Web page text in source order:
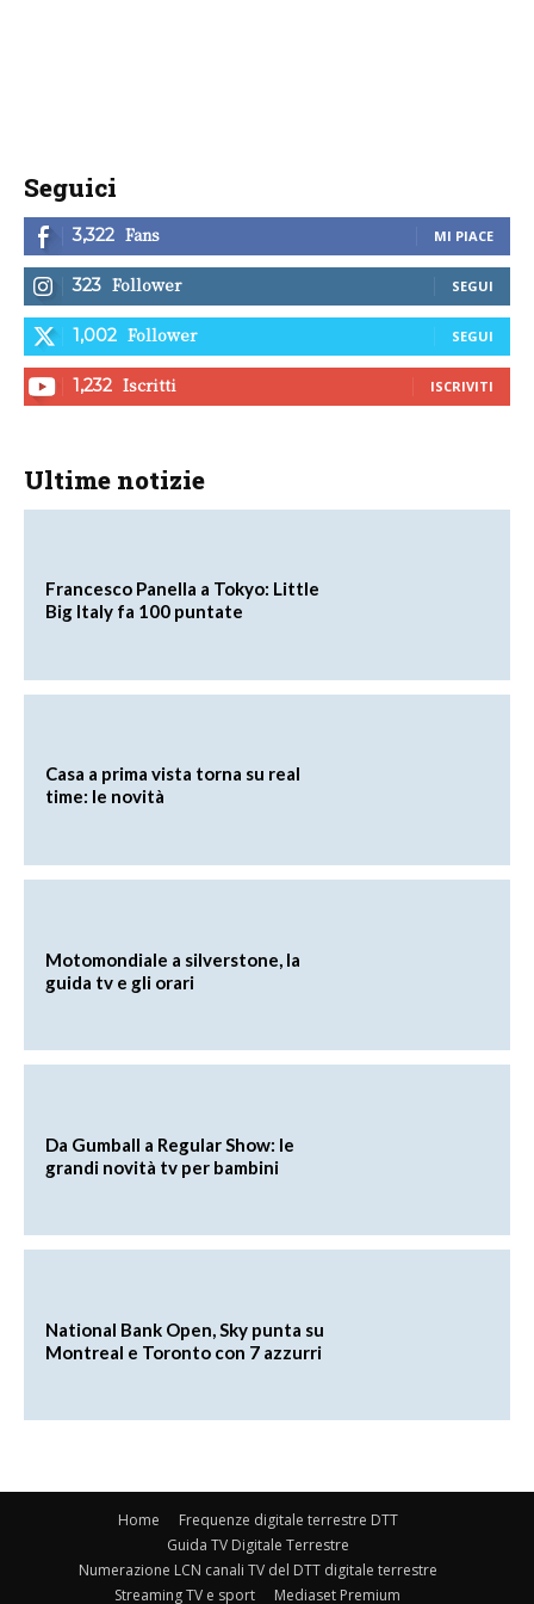
Seguici
3,322 Fans MI PIACE
323 Follower SEGUI
1,002 Follower SEGUI
1,232 Iscritti ISCRIVITI
Ultime notizie
Francesco Panella a Tokyo: Little
Big Italy fa 100 puntate
Casa a prima vista torna su real
time: le novità
Motomondiale a silverstone, la
guida tv e gli orari
Da Gumball a Regular Show: le
grandi novità tv per bambini
National Bank Open, Sky punta su
Montreal e Toronto con 7 azzurri
Home
Frequenze digitale terrestre DTT
Guida TV Digitale Terrestre
Numerazione LCN canali TV del DTT digitale terrestre
Streaming TV e sport
Mediaset Premium